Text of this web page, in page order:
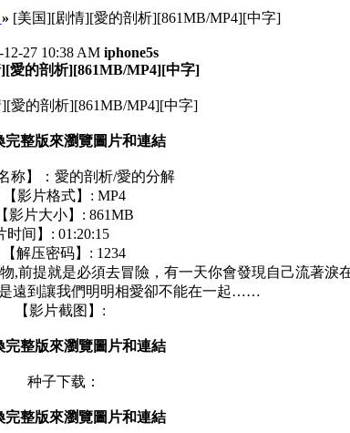
» [美国][剧情][愛的剖析][861MB/MP4][中字]
12-27 10:38 AM iphone5s
愛的剖析][861MB/MP4][中字]
愛的剖析][861MB/MP4][中字]
完整版來瀏覽圖片和連結
称】：愛的剖析/愛的分解
【影片格式】: MP4
【影片大小】: 861MB
片时间】: 01:20:15
【解压密码】: 1234
,前提就是必須去冒險，有一天你會發現自己流著淚
遠到讓我們明明相愛卻不能在一起……
【影片截图】:
完整版來瀏覽圖片和連結
种子下载：
完整版來瀏覽圖片和連結